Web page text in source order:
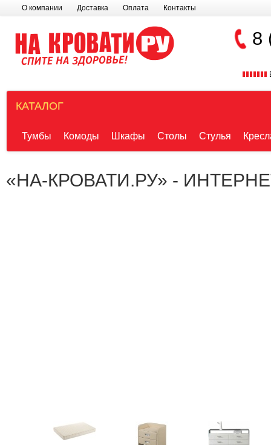
О компании Доставка Оплата Контакты
8
КАТАЛОГ
Тумбы Комоды Шкафы Столы Стулья
«НА-КРОВАТИ.РУ» -